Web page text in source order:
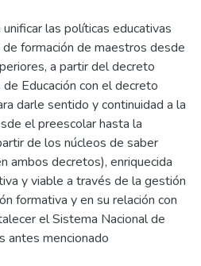
las políticas educativas
formación de maestros desde
a partir del decreto
Educación con el decreto
darle sentido y continuidad a la
el preescolar hasta la
de los núcleos de saber
ambos decretos), enriquecida
y viable a través de la gestión
formativa y en su relación con
el Sistema Nacional de
antes mencionado